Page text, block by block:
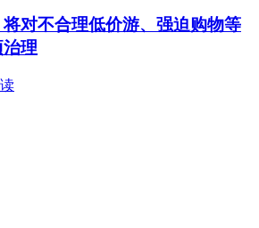
对不合理低价游、强迫购物等
理